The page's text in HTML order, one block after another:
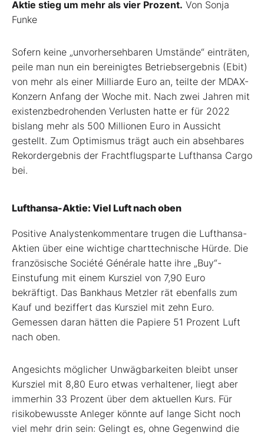
Aktie stieg um mehr als vier Prozent. Von Sonja
Funke
Sofern keine „unvorhersehbaren Umstände“ einträten,
peile man nun ein bereinigtes Betriebsergebnis (Ebit)
von mehr als einer Milliarde Euro an, teilte der MDAX-
Konzern Anfang der Woche mit. Nach zwei Jahren mit
existenzbedrohenden Verlusten hatte er für 2022
bislang mehr als 500 Millionen Euro in Aussicht
gestellt. Zum Optimismus trägt auch ein absehbares
Rekordergebnis der Frachtflugsparte Lufthansa Cargo
bei.
Lufthansa-Aktie: Viel Luft nach oben
Positive Analystenkommentare trugen die Lufthansa-
Aktien über eine wichtige charttechnische Hürde. Die
französische Société Générale hatte ihre „Buy“-
Einstufung mit einem Kursziel von 7,90 Euro
bekräftigt. Das Bankhaus Metzler rät ebenfalls zum
Kauf und beziffert das Kursziel mit zehn Euro.
Gemessen daran hätten die Papiere 51 Prozent Luft
nach oben.
Angesichts möglicher Unwägbarkeiten bleibt unser
Kursziel mit 8,80 Euro etwas verhaltener, liegt aber
immerhin 33 Prozent über dem aktuellen Kurs. Für
risikobewusste Anleger könnte auf lange Sicht noch
viel mehr drin sein: Gelingt es, ohne Gegenwind die